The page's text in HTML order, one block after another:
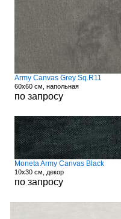
Army Canvas Grey Sq.R11
60x60 см, напольная
по запросу
Moneta Army Canvas Black
10x30 см, декор
по запросу